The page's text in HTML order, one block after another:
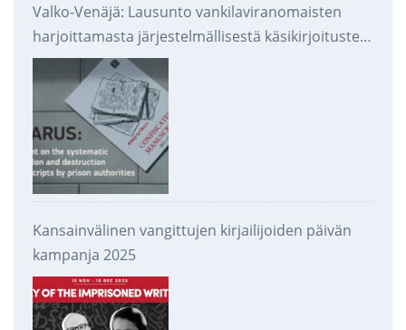
Valko-Venäjä: Lausunto vankilaviranomaisten
harjoittamasta järjestelmällisestä käsikirjoitusten
takavarikoinnista ja tuhoamisesta
Kansainvälinen vangittujen kirjailijoiden päivän
kampanja 2025